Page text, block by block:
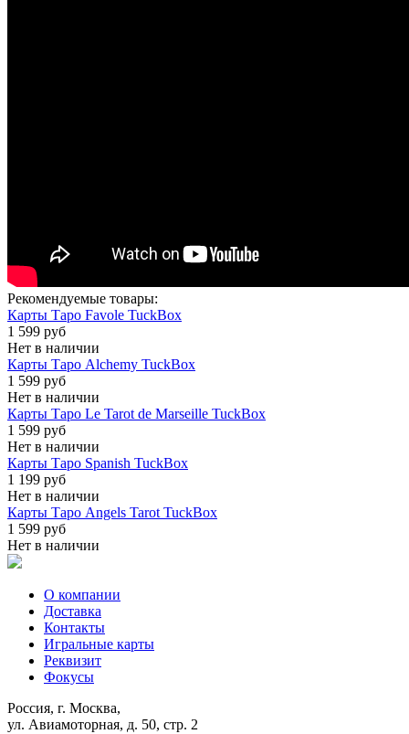
Рекомендуемые товары:
Карты Таро Favole TuckBox
1 599 руб
Нет в наличии
Карты Таро Alchemy TuckBox
1 599 руб
Нет в наличии
Карты Таро Le Tarot de Marseille TuckBox
1 599 руб
Нет в наличии
Карты Таро Spanish TuckBox
1 199 руб
Нет в наличии
Карты Таро Angels Tarot TuckBox
1 599 руб
Нет в наличии
О компании
Доставка
Контакты
Игральные карты
Реквизит
Фокусы
Россия, г. Москва,
ул. Авиамоторная, д. 50, стр. 2